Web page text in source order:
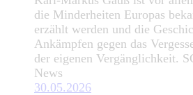
die Minderheiten Europas
erzählt werden und die
Ankämpfen gegen das
der eigenen Vergänglichkeit.
News
30.05.2026